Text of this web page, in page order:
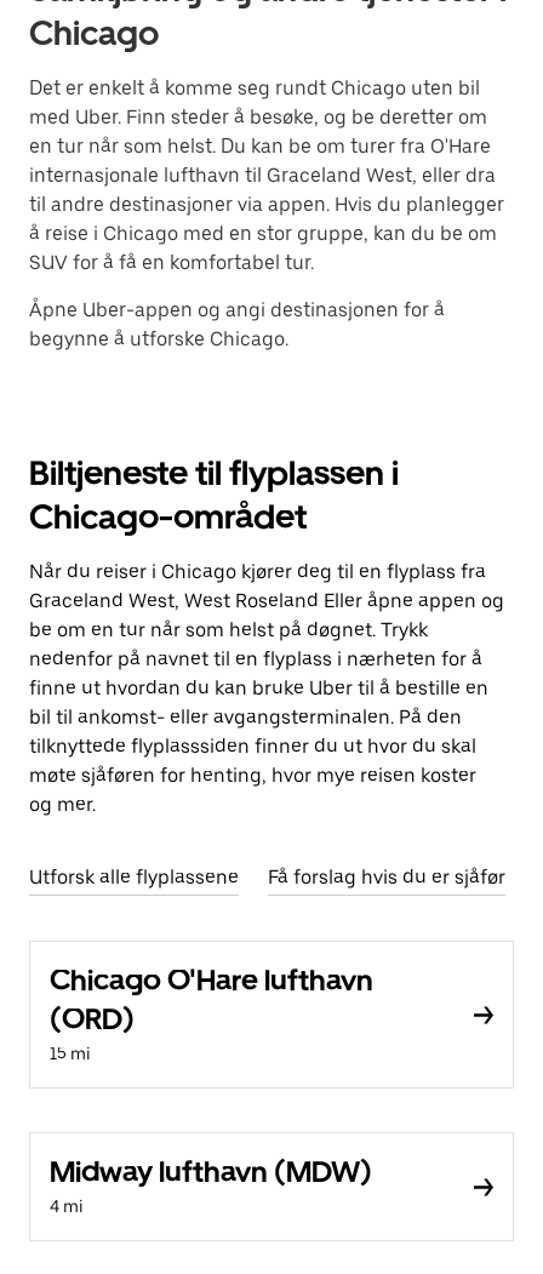
Chicago
Det er enkelt å komme seg rundt Chicago uten bil
med Uber. Finn steder å besøke, og be deretter om
en tur når som helst. Du kan be om turer fra O'Hare
internasjonale lufthavn til Graceland West, eller dra
til andre destinasjoner via appen. Hvis du planlegger
å reise i Chicago med en stor gruppe, kan du be om
SUV for å få en komfortabel tur.
Åpne Uber-appen og angi destinasjonen for å
begynne å utforske Chicago.
Biltjeneste til flyplassen i
Chicago-området
Når du reiser i Chicago kjører deg til en flyplass fra
Graceland West, West Roseland Eller åpne appen og
be om en tur når som helst på døgnet. Trykk
nedenfor på navnet til en flyplass i nærheten for å
finne ut hvordan du kan bruke Uber til å bestille en
bil til ankomst- eller avgangsterminalen. På den
tilknyttede flyplasssiden finner du ut hvor du skal
møte sjåføren for henting, hvor mye reisen koster
og mer.
Utforsk alle flyplassene Få forslag hvis du er sjåfør
Chicago O'Hare lufthavn
(ORD)
15 mi
Midway lufthavn (MDW)
4 mi